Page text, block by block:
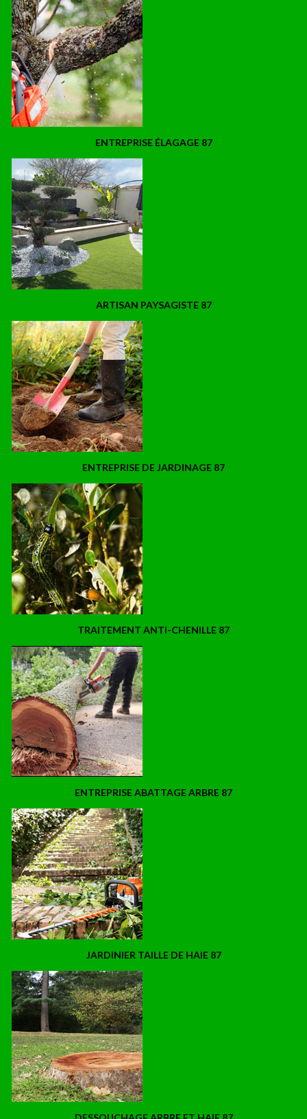
ENTREPRISE ÉLAGAGE 87
ARTISAN PAYSAGISTE 87
ENTREPRISE DE JARDINAGE 87
TRAITEMENT ANTI-CHENILLE 87
ENTREPRISE ABATTAGE ARBRE 87
JARDINIER TAILLE DE HAIE 87